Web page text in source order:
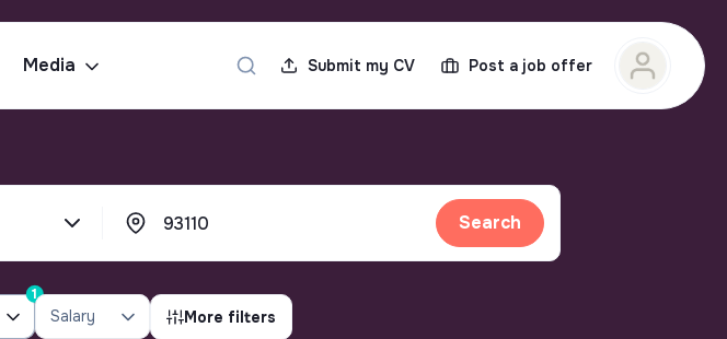
Media Submit my CV Post a job offer
Search
1
Salary More filters